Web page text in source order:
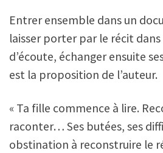
Entrer ensemble dans un
laisser porter par le récit
d’écoute, échanger ensuite
est la proposition de l’auteur.
« Ta fille commence à lire.
raconter… Ses butées, ses
obstination à reconstruire le